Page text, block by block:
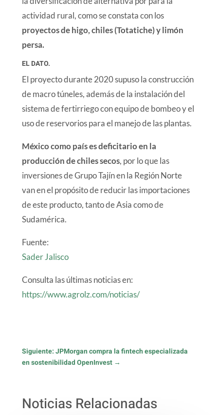
actividad rural, como se constata con los
proyectos de higo, chiles (Totatiche) y limón
persa.
EL DATO.
El proyecto durante 2020 supuso la construcción
de macro túneles, además de la instalación del
sistema de fertirriego con equipo de bombeo y el
uso de reservorios para el manejo de las plantas.
México como país es deficitario en la
producción de chiles secos, por lo que las
inversiones de Grupo Tajín en la Región Norte
van en el propósito de reducir las importaciones
de este producto, tanto de Asia como de
Sudamérica.
Fuente:
Sader Jalisco
Consulta las últimas noticias en:
https://www.agrolz.com/noticias/
Siguiente: JPMorgan compra la fintech especializada
en sostenibilidad OpenInvest→
Noticias Relacionadas